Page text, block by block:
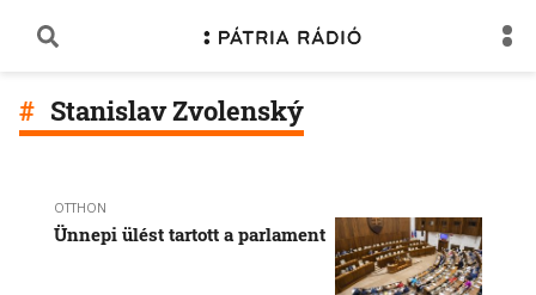
Stanislav Zvolenský
OTTHON
Ünnepi ülést tartott a parlament